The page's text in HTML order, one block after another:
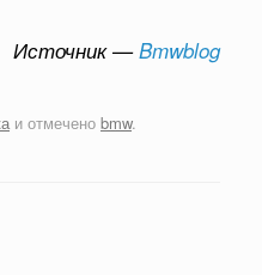
Источник —Bmwblog
и отмечено bmw.